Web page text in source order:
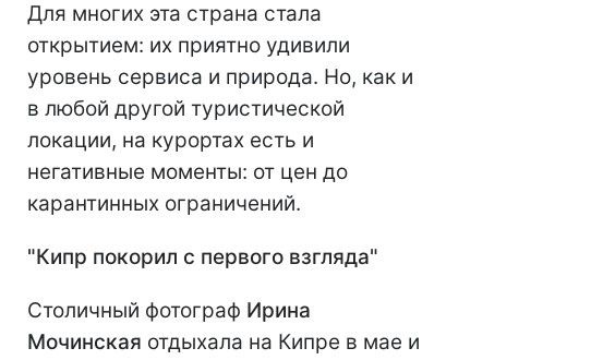
Для многих эта страна стала
открытием: их приятно удивили
уровень сервиса и природа. Но, как и
в любой другой туристической
локации, на курортах есть и
негативные моменты: от цен до
карантинных ограничений.
"Кипр покорил с первого взгляда"
Столичный фотограф Ирина
Мочинская отдыхала на Кипре в мае и